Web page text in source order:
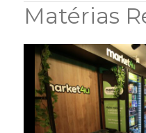
Matérias